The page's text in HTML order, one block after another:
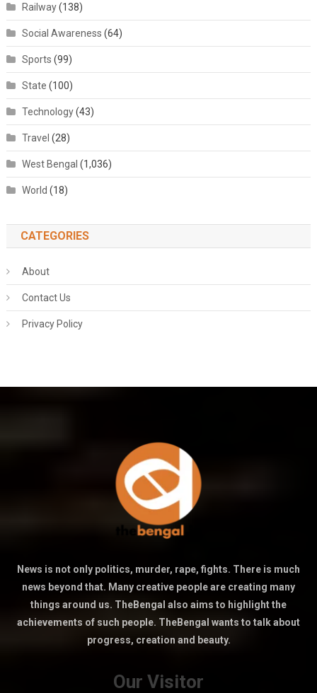
Railway(138)
Social Awareness (64)
Sports (99)
State (100)
Technology(43)
Travel (28)
West Bengal (1,036)
World (18)
CATEGORIES
About
Contact Us
Privacy Policy
News is not only politics, murder, rape, fights. There is much
news beyond that. Many creative people are creating many
things around us. TheBengal also aims to highlight the
achievements of such people. TheBengal wants to talk about
progress, creation and beauty.
Our Visitor